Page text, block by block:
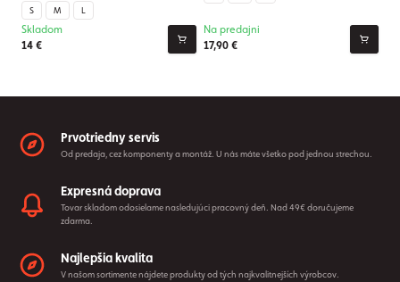
S M L
14 €
Skladom
17,90 €
Na predajni
Prvotriedny servis
Od predaja, cez komponenty a montáž. U nás máte všetko pod jednou strechou.
Expresná doprava
Tovar skladom odosielame nasledujúci pracovný deň. Nad 49€ doručujeme
zdarma.
Najlepšia kvalita
V našom sortimente nájdete produkty od tých najkvalitnejších výrobcov.